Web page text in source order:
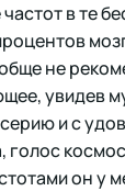
в те
не
увидев
и с
голос
он у